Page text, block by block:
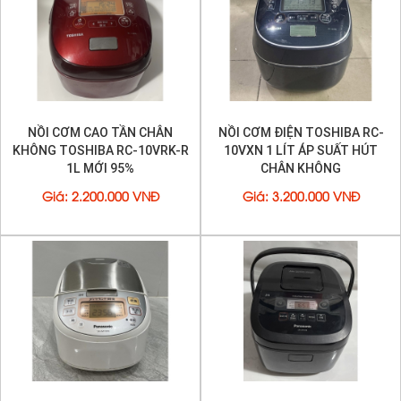
• Vận hành tiếp khi có điện lại (Auto restart)
• Tiêu thụ năng lượng hàng năm (kWh / năm) ~ 143
• Tiêu thụ điện năng trong quá trình nấu cơm mỗi giờ
(Wh) 156
• Điện năng tiêu thụ khi ủ nhiệt mỗi giờ (Wh) 15
NỒI CƠM CAO TẦN CHÂN
KHÔNG TOSHIBA RC-10VRK-R
1L MỚI 95%
Giá : 2.200.000 VNĐ
NỒI CƠM ĐIỆN TOSHIBA RC-
10VXN 1 LÍT ÁP SUẤT HÚT
CHÂN KHÔNG
Giá : 3.200.000 VNĐ